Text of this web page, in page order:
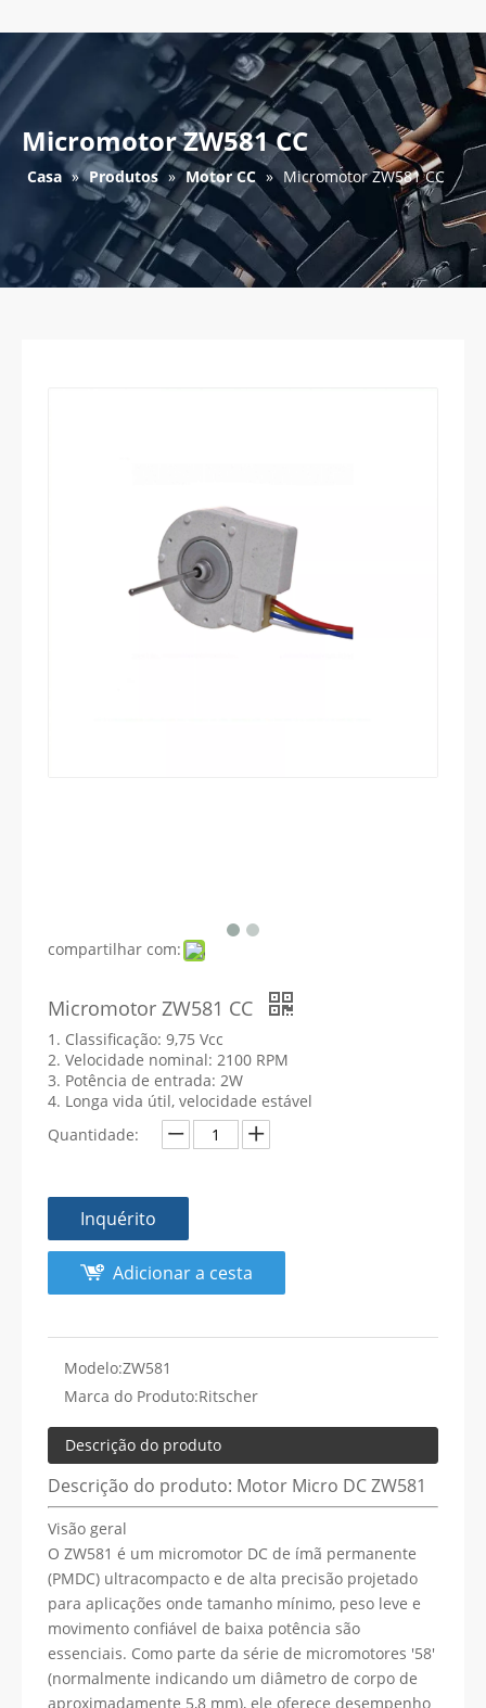
Micromotor ZW581 CC
Casa » Produtos » Motor CC » Micromotor ZW581 CC
compartilhar com:
Micromotor ZW581 CC
1. Classificação: 9,75 Vcc
2. Velocidade nominal: 2100 RPM
3. Potência de entrada: 2W
4. Longa vida útil, velocidade estável
Quantidade:
Inquérito
Adicionar a cesta
Modelo:ZW581
Marca do Produto:Ritscher
Descrição do produto
Descrição do produto: Motor Micro DC ZW581
Visão geral
O ZW581 é um micromotor DC de ímã permanente
(PMDC) ultracompacto e de alta precisão projetado
para aplicações onde tamanho mínimo, peso leve e
movimento confiável de baixa potência são
essenciais. Como parte da série de micromotores '58'
(normalmente indicando um diâmetro de corpo de
aproximadamente 5,8 mm), ele oferece desempenho